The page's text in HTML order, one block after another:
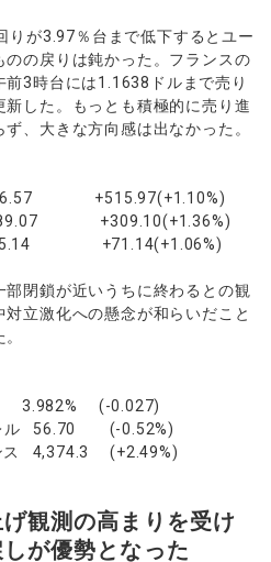
りが3.97％台まで低下するとユー
のの戻りは鈍かった。フランスの
3時台には1.1638ドルまで売り
した。もっとも積極的に売り進
、大きな方向感は出なかった。
+515.97(+1.10%)
+309.10(+1.36%)
+71.14(+1.06%)
閉鎖が近いうちに終わるとの観
立激化への懸念が和らいだこと
(-0.027)
ル 56.70 (-0.52%)
ス 4,374.3 (+2.49%)
げ観測の高まりを受け
が優勢となった